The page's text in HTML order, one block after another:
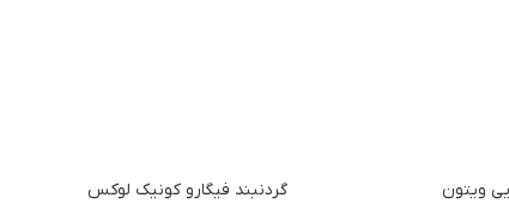
ویتون گردنبند فیگارو کونیک لوکس